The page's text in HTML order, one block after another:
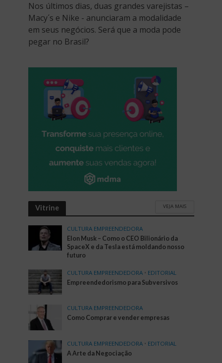
Nos últimos dias, duas grandes varejistas –
Macy´s e Nike - anunciaram a modalidade
em seus negócios. Será que a moda pode
pegar no Brasil?
Vitrine VEJA MAIS
CULTURA EMPREENDEDORA
Elon Musk – Como o CEO Bilionário da
SpaceX e da Tesla está moldando nosso
futuro
CULTURA EMPREENDEDORA • EDITORIAL
Empreendedorismo para Subversivos
CULTURA EMPREENDEDORA
Como Comprar e vender empresas
CULTURA EMPREENDEDORA • EDITORIAL
A Arte da Negociação